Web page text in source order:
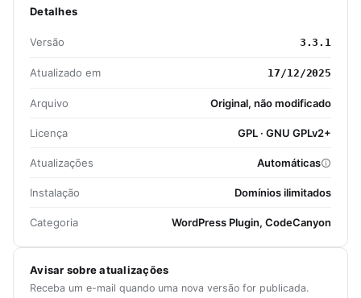
Detalhes
Versão 3.3.1
Atualizado em 17/12/2025
Arquivo Original, não modificado
Licença GPL · GNU GPLv2+
Atualizações Automáticas
Instalação Domínios ilimitados
Categoria WordPress Plugin, CodeCanyon
Avisar sobre atualizações
Receba um e-mail quando uma nova versão for publicada.